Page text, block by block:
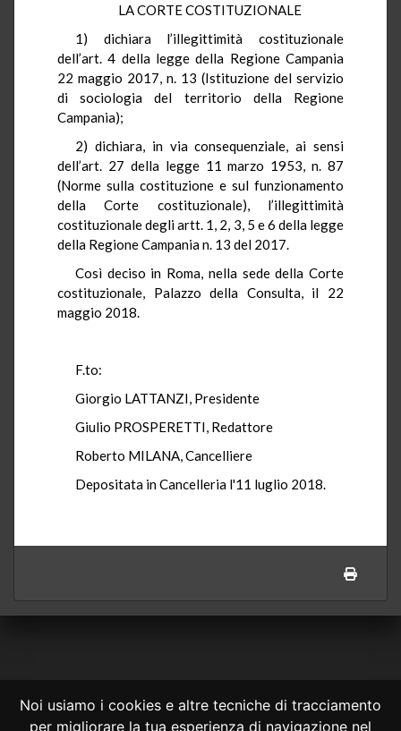
Noi usiamo i cookies e altre tecniche di tracciamento
per migliorare la tua esperienza di navigazione nel
LA CORTE COSTITUZIONALE
1) dichiara l’illegittimità costituzionale
dell’art. 4 della legge della Regione Campania
22 maggio 2017, n. 13 (Istituzione del servizio
di sociologia del territorio della Regione
Campania);
2) dichiara, in via consequenziale, ai sensi
dell’art. 27 della legge 11 marzo 1953, n. 87
(Norme sulla costituzione e sul funzionamento
della Corte costituzionale), l’illegittimità
costituzionale degli artt. 1, 2, 3, 5 e 6 della legge
della Regione Campania n. 13 del 2017.
Così deciso in Roma, nella sede della Corte
costituzionale, Palazzo della Consulta, il 22
maggio 2018.
F.to:
Giorgio LATTANZI, Presidente
Giulio PROSPERETTI, Redattore
Roberto MILANA, Cancelliere
Depositata in Cancelleria l'11 luglio 2018.